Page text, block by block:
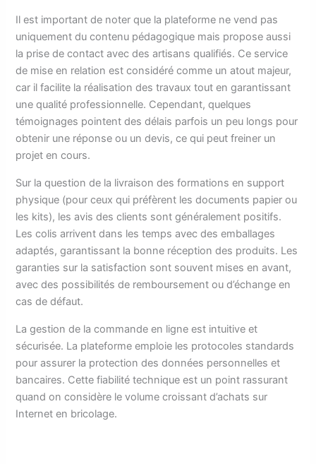
Il est important de noter que la plateforme ne vend pas
uniquement du contenu pédagogique mais propose aussi
la prise de contact avec des artisans qualifiés. Ce service
de mise en relation est considéré comme un atout majeur,
car il facilite la réalisation des travaux tout en garantissant
une qualité professionnelle. Cependant, quelques
témoignages pointent des délais parfois un peu longs pour
obtenir une réponse ou un devis, ce qui peut freiner un
projet en cours.
Sur la question de la livraison des formations en support
physique (pour ceux qui préfèrent les documents papier ou
les kits), les avis des clients sont généralement positifs.
Les colis arrivent dans les temps avec des emballages
adaptés, garantissant la bonne réception des produits. Les
garanties sur la satisfaction sont souvent mises en avant,
avec des possibilités de remboursement ou d’échange en
cas de défaut.
La gestion de la commande en ligne est intuitive et
sécurisée. La plateforme emploie les protocoles standards
pour assurer la protection des données personnelles et
bancaires. Cette fiabilité technique est un point rassurant
quand on considère le volume croissant d’achats sur
Internet en bricolage.